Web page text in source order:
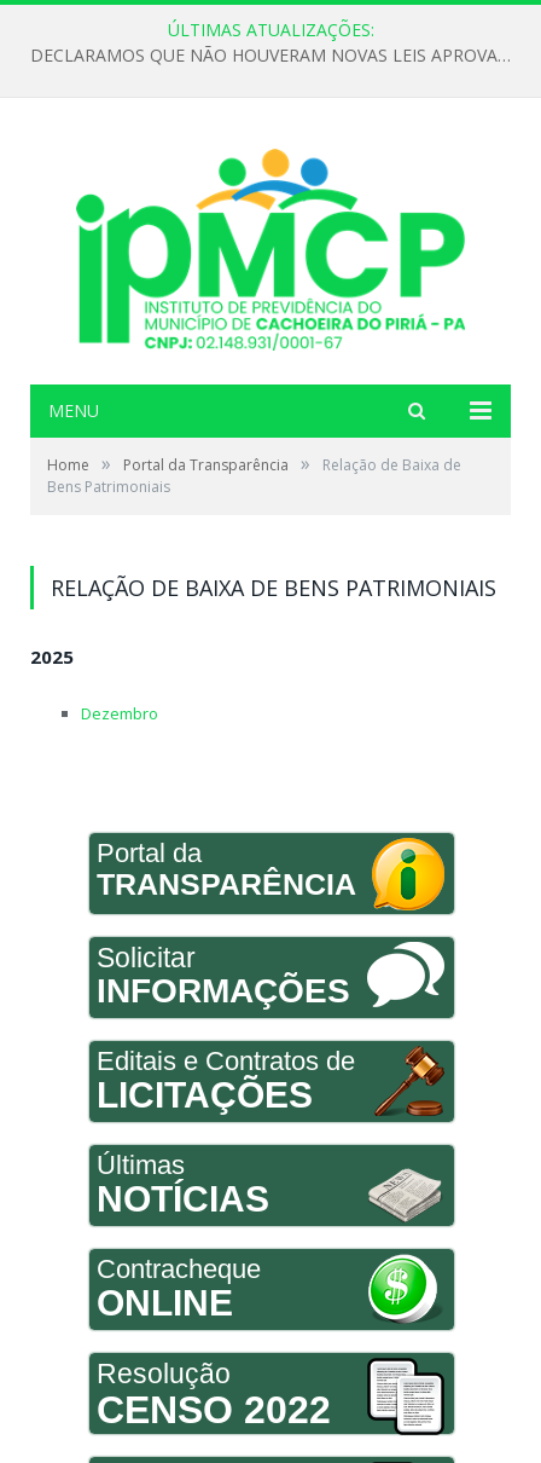
ÚLTIMAS ATUALIZAÇÕES:
DECLARAMOS QUE NÃO HOUVERAM NOVAS LEIS APROVADAS ATÉ O MOMENTO PARA O INSTITUTO DE PREVIDÊNCIA NO ANO DE 2026
MENU
Home » Portal da Transparência »
Relação de Baixa de
Bens Patrimoniais
RELAÇÃO DE BAIXA DE BENS PATRIMONIAIS
2025
Dezembro
Portal da
TRANSPARÊNCIA
Solicitar
INFORMAÇÕES
Editais e Contratos de
LICITAÇÕES
Últimas
NOTÍCIAS
Contracheque
ONLINE
Resolução
CENSO 2022